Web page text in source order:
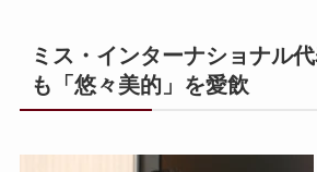
ミス・インターナショナル
も「悠々美的」を愛飲